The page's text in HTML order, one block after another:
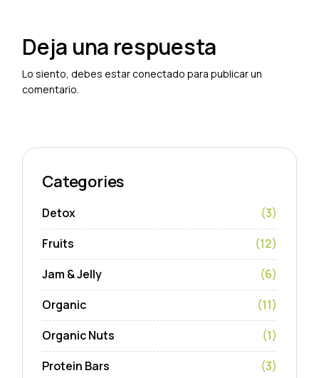
Deja una respuesta
Lo siento, debes estarconectado para publicar un
comentario.
Categories
Detox
(3)
Fruits
(12)
Jam & Jelly
(6)
Organic
(11)
Organic Nuts
(1)
Protein Bars
(3)